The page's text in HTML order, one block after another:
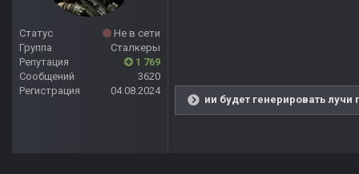
Статус
Не в сети
Группа
Сталкеры
Репутация
1 769
Сообщений
3620
Регистрация
04.08.2024
ии будет генерировать